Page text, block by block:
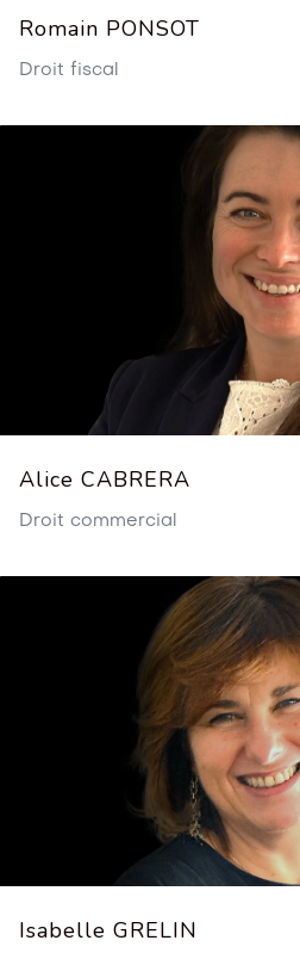
Romain PONSOT
Droit fiscal
Alice CABRERA
Droit commercial
Isabelle GRELIN